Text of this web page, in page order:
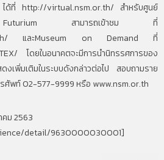
ด้ที่ http://virtual.nsm.or.th/ สำหรับศูนย์
Futurium สามารถเข้าชม ที่
และMuseum on Demand ที่
โดยในอนาคตจะมีการนำนิทรรศการของ
เพิ่มเติมในระบบดังกล่าวต่อไป สอบถามราย
รศัพท์ 02-577-9999 หรือ www.nsm.or.th
ม 2563
detail/9630000030001]